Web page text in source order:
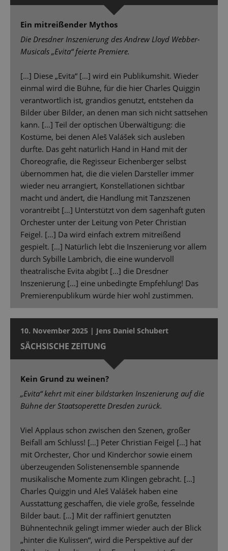
Ein mitreißender Mythos
Die Dresdner Inszenierung des Andrew Lloyd Webber-
Musicals „Evita“ feierte Premiere.
[…] Diese „Evita“ […] wird ein Publikumshit. Wieder
einmal wird die Bühne, für die hier Charles Quiggin
verantwortlich ist, grandios genutzt, entstehen da
Bilder über Bilder, an denen man sich nicht sattsehen
kann. […] Teil der optischen Überwältigung: die
Kostüme, bei denen Aleš Valášek sich ausleben
durfte. Das geht natürlich Hand in Hand mit der
Choreografie, die Regisseur Eichenberger selbst
übernommen hat, die die vielen Darsteller immer
wieder neu arrangiert, Konstellationen sichtbar
macht und ändert, die Handlung mit Tanzszenen
vorantreibt […] Unterstützt von dem sagenhaft guten
Orchester unter der Leitung von Peter Christian
Feigel. […] Da wird einfach extrem mitreißend
gespielt. […] Natürlich lebt die Inszenierung vor allem
durch Sybille Lambrich, die eine wundervoll
theatralische Evita abgibt […] die Dresdner
Inszenierung […] eine unbedingte Empfehlung! Das
Premierenpublikum würde hier wohl zustimmen.
10. November 2025 | Jens Daniel Schubert
SÄCHSISCHE ZEITUNG
Kein Grund zu weinen?
„Evita“ kehrt mit einer bildstarken Inszenierung auf die
Bühne der Staatsoperette Dresden zurück.
Viel Applaus schon zwischen den Szenen, großer
Beifall am Schluss! […] Peter Christian Feigel […] hat
mit Orchester, Chor und Kinderchor sowie einem
überzeugenden Solistenensemble spannende
musikalische Momente zum Klingen gebracht. […]
Charles Quiggin und Aleš Valášek haben eine
Ausstattung geschaffen, die viele große, fesselnde
Bilder baut. […] Mit der raffiniert genutzten
Bühnentechnik gelingt immer wieder auch der Blick
„hinter die Kulissen“, wird die Perspektive auf der